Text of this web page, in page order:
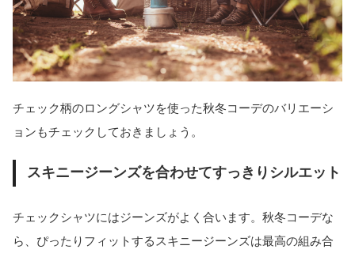
チェック柄のロングシャツを使った秋冬コーデのバリエーシ
ョンもチェックしておきましょう。
スキニージーンズを合わせてすっきりシルエット
チェックシャツにはジーンズがよく合います。秋冬コーデな
ら、ぴったりフィットするスキニージーンズは最高の組み合